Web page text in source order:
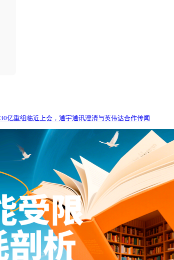
亿重组临近上会，通宇通讯澄清与英伟达合作传闻